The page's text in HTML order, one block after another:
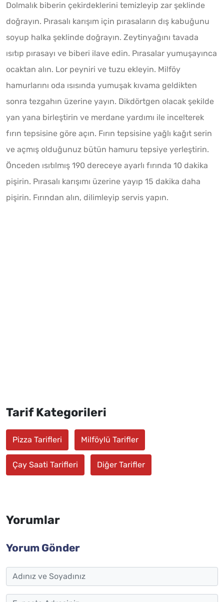
Dolmalık biberin çekirdeklerini temizleyip zar şeklinde
doğrayın. Pırasalı karışım için pırasaların dış kabuğunu
soyup halka şeklinde doğrayın. Zeytinyağını tavada
ısıtıp pırasayı ve biberi ilave edin. Pırasalar yumuşayınca
ocaktan alın. Lor peyniri ve tuzu ekleyin. Milföy
hamurlarını oda ısısında yumuşak kıvama geldikten
sonra tezgahın üzerine yayın. Dikdörtgen olacak şekilde
yan yana birleştirin ve merdane yardımı ile incelterek
fırın tepsisine göre açın. Fırın tepsisine yağlı kağıt serin
ve açmış olduğunuz bütün hamuru tepsiye yerleştirin.
Önceden ısıtılmış 190 dereceye ayarlı fırında 10 dakika
pişirin. Pırasalı karışımı üzerine yayıp 15 dakika daha
pişirin. Fırından alın, dilimleyip servis yapın.
Tarif Kategorileri
Pizza Tarifleri Milföylü Tarifler
Çay Saati Tarifleri Diğer Tarifler
Yorumlar
Yorum Gönder